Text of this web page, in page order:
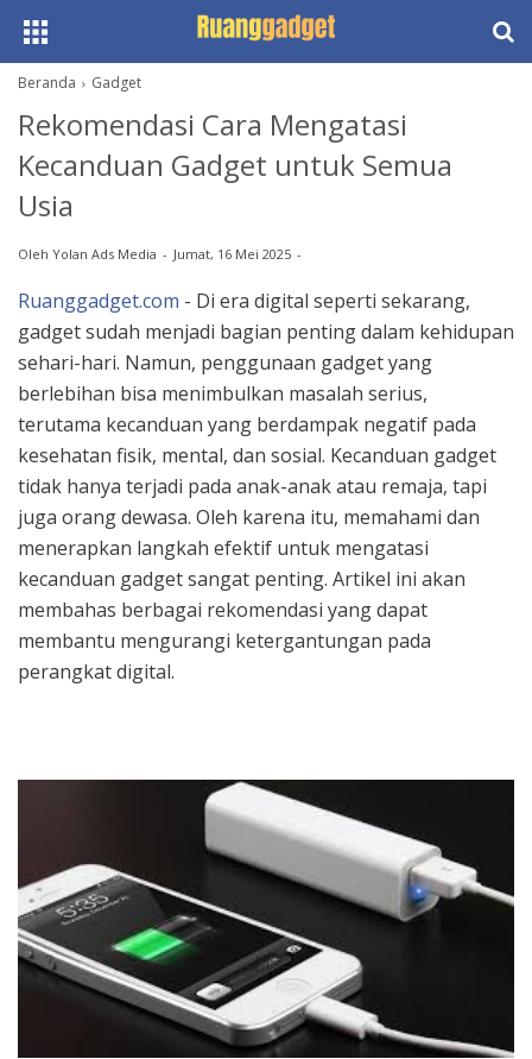
Beranda Gadget
Rekomendasi Cara Mengatasi
Kecanduan Gadget untuk Semua
Usia
Oleh Yolan Ads Media Jumat, 16 Mei 2025
Ruanggadget.com - Di era digital seperti sekarang,
gadget sudah menjadi bagian penting dalam kehidupan
sehari-hari. Namun, penggunaan gadget yang
berlebihan bisa menimbulkan masalah serius,
terutama kecanduan yang berdampak negatif pada
kesehatan fisik, mental, dan sosial. Kecanduan gadget
tidak hanya terjadi pada anak-anak atau remaja, tapi
juga orang dewasa. Oleh karena itu, memahami dan
menerapkan langkah efektif untuk mengatasi
kecanduan gadget sangat penting. Artikel ini akan
membahas berbagai rekomendasi yang dapat
membantu mengurangi ketergantungan pada
perangkat digital.